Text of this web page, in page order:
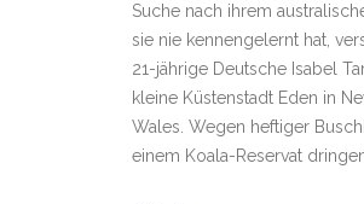
Suche nach ihrem
sie nie kennengelernt hat,
21-jährige Deutsche Isabel
kleine Küstenstadt Eden in
Wales. Wegen heftiger
einem Koala-Reservat